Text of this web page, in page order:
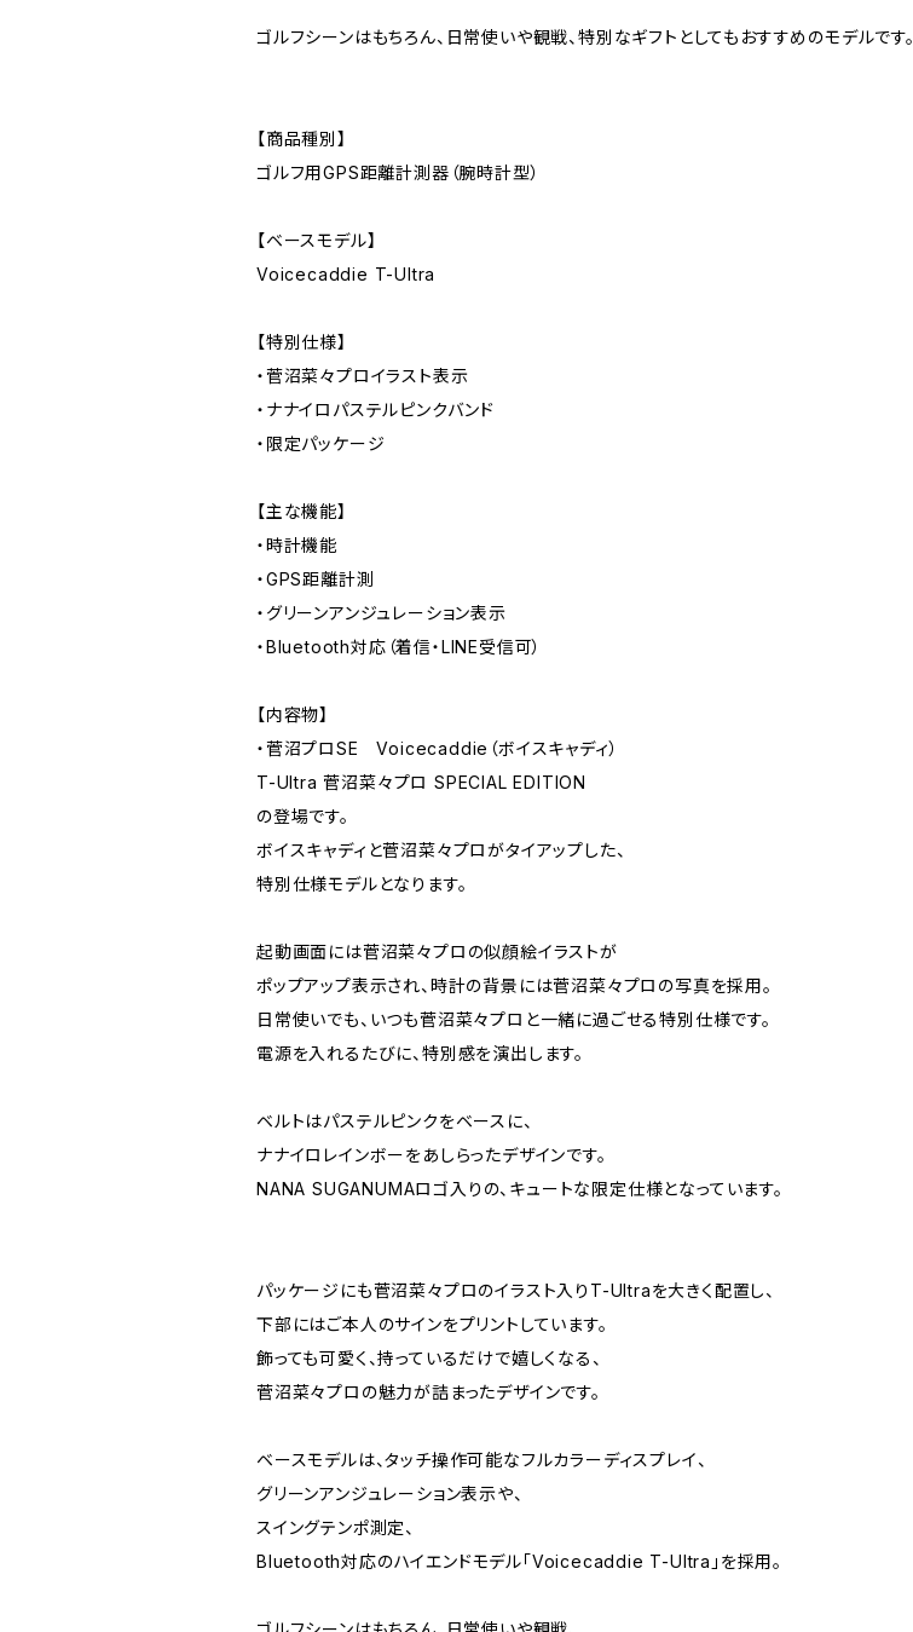
ゴルフシーンはもちろん、日常使いや観戦、特別なギフトとしてもおすすめのモデルです。
【商品種別】
ゴルフ用GPS距離計測器（腕時計型）
【ベースモデル】
Voicecaddie T-Ultra
【特別仕様】
・菅沼菜々プロイラスト表示
・ナナイロパステルピンクバンド
・限定パッケージ
【主な機能】
・時計機能
・GPS距離計測
・グリーンアンジュレーション表示
・Bluetooth対応（着信・LINE受信可）
【内容物】
・菅沼プロSE Voicecaddie（ボイスキャディ）
T-Ultra 菅沼菜々プロ SPECIAL EDITION
の登場です。
ボイスキャディと菅沼菜々プロがタイアップした、
特別仕様モデルとなります。
起動画面には菅沼菜々プロの似顔絵イラストが
ポップアップ表示され、時計の背景には菅沼菜々プロの写真を採用。
日常使いでも、いつも菅沼菜々プロと一緒に過ごせる特別仕様です。
電源を入れるたびに、特別感を演出します。
ベルトはパステルピンクをベースに、
ナナイロレインボーをあしらったデザインです。
NANA SUGANUMAロゴ入りの、キュートな限定仕様となっています。
パッケージにも菅沼菜々プロのイラスト入りT-Ultraを大きく配置し、
下部にはご本人のサインをプリントしています。
飾っても可愛く、持っているだけで嬉しくなる、
菅沼菜々プロの魅力が詰まったデザインです。
ベースモデルは、タッチ操作可能なフルカラーディスプレイ、
グリーンアンジュレーション表示や、
スイングテンポ測定、
Bluetooth対応のハイエンドモデル「Voicecaddie T-Ultra」を採用。